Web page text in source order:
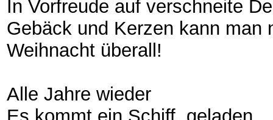
In Vorfreude auf verschneite
Gebäck und Kerzen kann man
Weihnacht überall!
Alle Jahre wieder